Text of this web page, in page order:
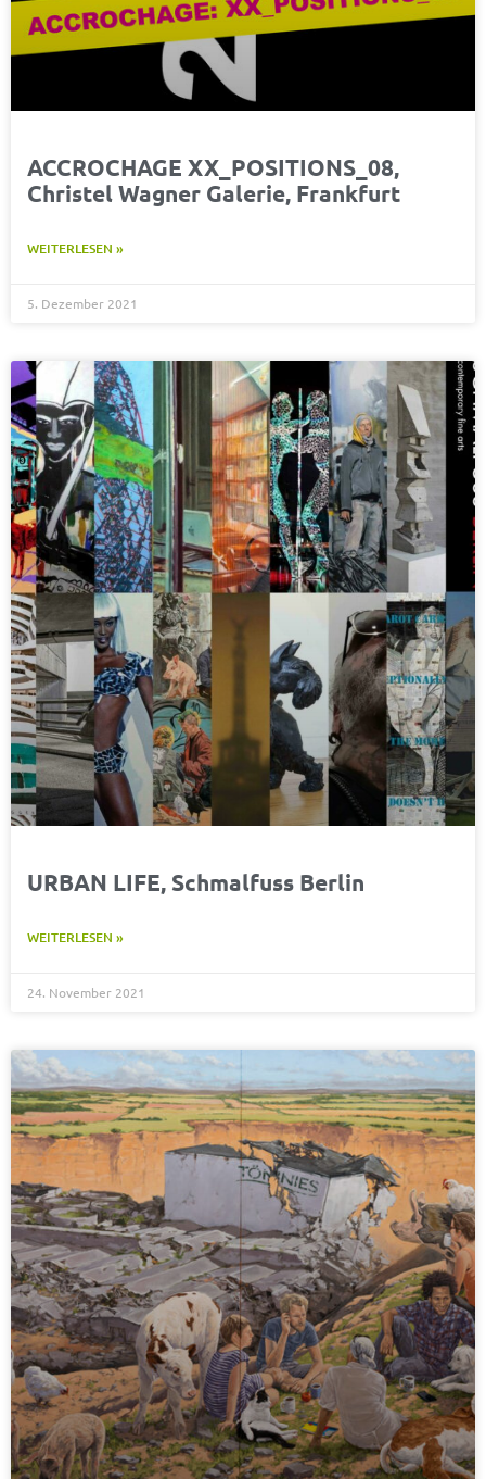
ACCROCHAGE XX_POSITIONS_08,
Christel Wagner Galerie, Frankfurt
WEITERLESEN »
5. Dezember 2021
URBAN LIFE, Schmalfuss Berlin
WEITERLESEN »
24. November 2021